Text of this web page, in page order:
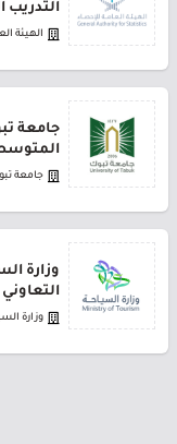
التدريب
الهيئة
جامعة
المتوسط
جامعة
وزارة
وزارة